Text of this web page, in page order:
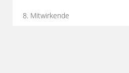
8. Mitwirkende